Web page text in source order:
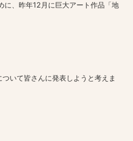
に、昨年12月に巨大アート作品「地
いて皆さんに発表しようと考えま